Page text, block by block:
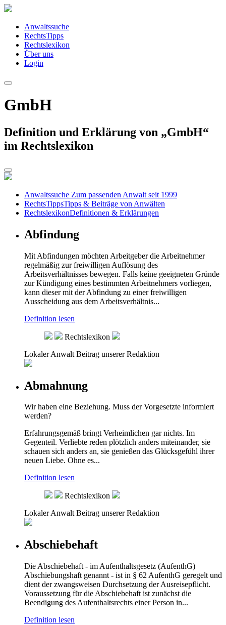
Anwaltssuche
RechtsTipps
Rechtslexikon
Über uns
Login
GmbH
Definition und Erklärung von „GmbH“
im Rechtslexikon
Anwaltssuche Zum passenden Anwalt seit 1999
RechtsTippsTipps & Beiträge von Anwälten
RechtslexikonDefinitionen & Erklärungen
Abfindung
Mit Abfindungen möchten Arbeitgeber die Arbeitnehmer
regelmäßig zur freiwilligen Auflösung des
Arbeitsverhältnisses bewegen. Falls keine geeigneten Gründe
zur Kündigung eines bestimmten Arbeitnehmers vorliegen,
kann dieser mit der Abfindung zu einer freiwilligen
Ausscheidung aus dem Arbeitsverhältnis...
Definition lesen
Rechtslexikon
Lokaler Anwalt Beitrag unserer Redaktion
Abmahnung
Wir haben eine Beziehung. Muss der Vorgesetzte informiert
werden?
Erfahrungsgemäß bringt Verheimlichen gar nichts. Im
Gegenteil. Verliebte reden plötzlich anders miteinander, sie
schauen sich anders an, sie genießen das Glücksgefühl ihrer
neuen Liebe. Ohne es...
Definition lesen
Rechtslexikon
Lokaler Anwalt Beitrag unserer Redaktion
Abschiebehaft
Die Abschiebehaft - im Aufenthaltsgesetz (AufenthG)
Abschiebungshaft genannt - ist in § 62 AufenthG geregelt und
dient der zwangsweisen Durchsetzung der Ausreisepflicht.
Voraussetzung für die Abschiebehaft ist zunächst die
Beendigung des Aufenthaltsrechts einer Person in...
Definition lesen